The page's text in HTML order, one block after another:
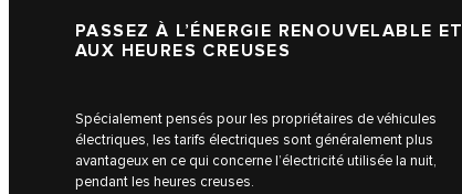
PASSEZ À L’ÉNERGIE RENOUVELABLE ET
AUX HEURES CREUSES
Spécialement pensés pour les propriétaires de véhicules
électriques, les tarifs électriques sont généralement plus
avantageux en ce qui concerne l’électricité utilisée la nuit,
pendant les heures creuses.